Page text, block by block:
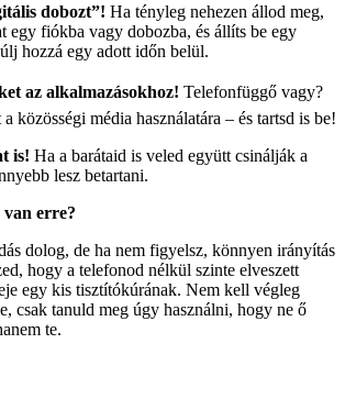
dobozt”! Ha tényleg nehezen állod meg,
egy fiókba vagy dobozba, és állíts be egy
hozzá egy adott időn belül.
az alkalmazásokhoz! Telefonfüggő vagy?
közösségi média használatára – és tartsd is be!
is! Ha a barátaid is veled együtt csinálják a
lesz betartani.
van erre?
dolog, de ha nem figyelsz, könnyen irányítás
hogy a telefonod nélkül szinte elveszett
egy kis tisztítókúrának. Nem kell végleg
csak tanuld meg úgy használni, hogy ne ő
te.